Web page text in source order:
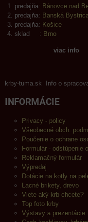
predajňa: Bánovce nad
predajňa: Banská
predajňa: Košice
sklad : Brno
viac info
krby-tuma.sk Info o
INFORMÁCIE
Privacy - policy
Všeobecné obch.
Poučenie o ochrane
Formulár - odstúpenie
Reklamačný formulár
Výpredaj
Dotácie na kotly na
Lacné brikety, drevo
Viete aký krb chcete?
Top foto krby
Výstavy a prezentácie